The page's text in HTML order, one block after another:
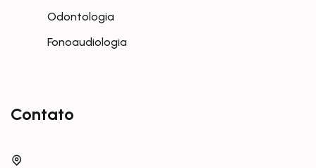
Odontologia
Fonoaudiologia
Contato